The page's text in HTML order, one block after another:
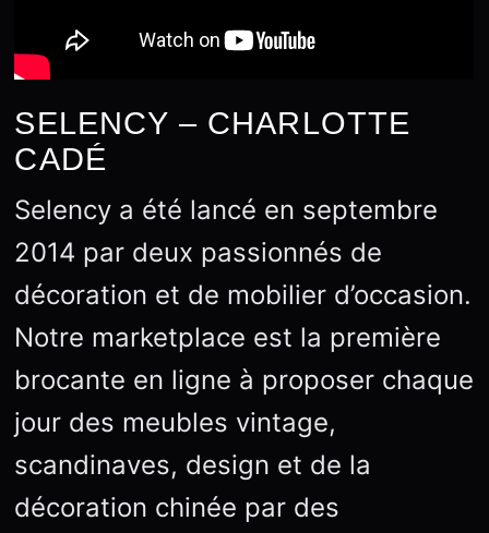
SELENCY – CHARLOTTE
CADÉ
Selency a été lancé en septembre
2014 par deux passionnés de
décoration et de mobilier d’occasion.
Notre marketplace est la première
brocante en ligne à proposer chaque
jour des meubles vintage,
scandinaves, design et de la
décoration chinée par des